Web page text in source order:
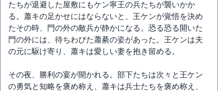
たちが退避した屋敷にもケン寧王の兵たちが襲いかか
る。蕭キの足かせにはならないと、王ケンが覚悟を決め
たその時、門の外の敵兵が静かになる。恐る恐る開いた
門の外には、待ちわびた蕭綦の姿があった。王ケンは夫
の元に駆け寄り、蕭キは愛しい妻を抱き留める。
その夜、勝利の宴が開かれる。部下たちは次々と王ケン
の勇気と知略を褒め称え、蕭キは兵士たちを褒め称え、